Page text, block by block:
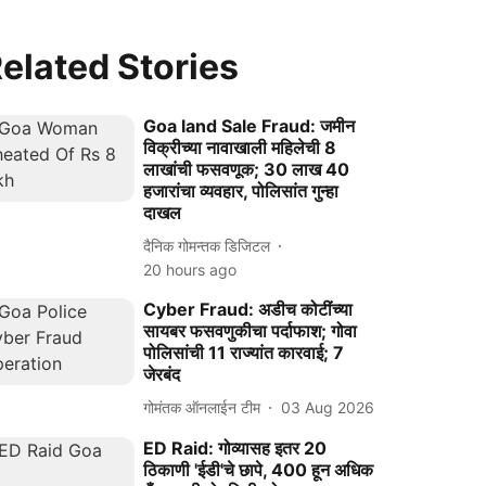
Stories
Goa land Sale Fraud: जमीन
विक्रीच्या नावाखाली महिलेची 8
लाखांची फसवणूक; 30 लाख 40
हजारांचा व्यवहार, पोलिसांत गुन्हा
दाखल
दैनिक गोमन्तक डिजिटल
20 hours ago
Cyber Fraud: अडीच कोटींच्या
सायबर फसवणुकीचा पर्दाफाश; गोवा
पोलिसांची 11 राज्यांत कारवाई; 7
जेरबंद
गोमंतक ऑनलाईन टीम 03 Aug 2026
ED Raid: गोव्यासह इतर 20
ठिकाणी 'ईडी'चे छापे, 400 हून अधिक